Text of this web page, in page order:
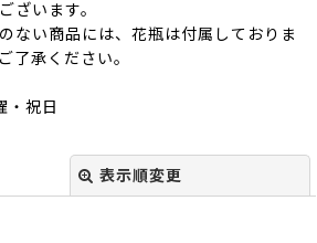
ざいます。
ない商品には、花瓶は付属しておりま
了承ください。
・祝日
表示順変更